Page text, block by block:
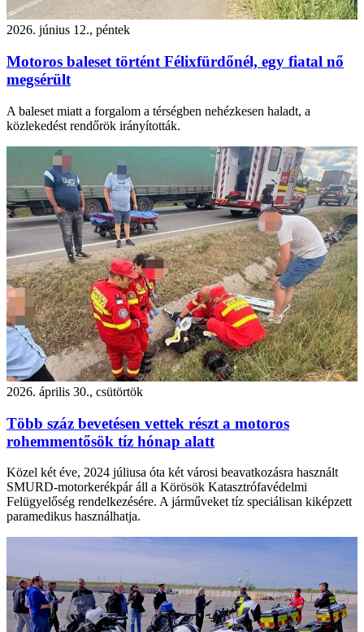
2026. június 12., péntek
Motoros baleset történt Félixfürdőnél, egy fiatal nő
megsérült
A baleset miatt a forgalom a térségben nehézkesen haladt, a
közlekedést rendőrök irányították.
2026. április 30., csütörtök
Több száz bevetésen vettek részt a motoros
rohemmentősök tíz hónap alatt
Közel két éve, 2024 júliusa óta két városi beavatkozásra használt
SMURD-motorkerékpár áll a Körösök Katasztrófavédelmi
Felügyelőség rendelkezésére. A járműveket tíz speciálisan kiképzett
paramedikus használhatja.